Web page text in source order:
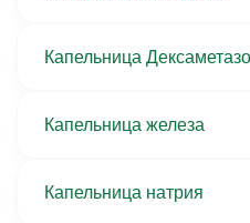
Капельница
Капельница железа
Капельница натрия